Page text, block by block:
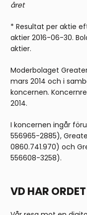
året
* Resultat per aktie
aktier 2016-06-30.
aktier.
Moderbolaget
mars 2014 och i
koncernen.
2014.
I koncernen ingår
556965-2885),
0860.741.970) och
556608-3258).
VD HAR ORDET